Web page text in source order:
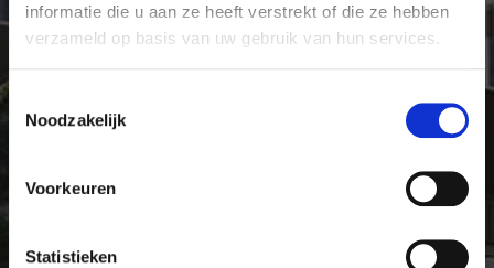
informatie die u aan ze heeft verstrekt of die ze hebben
verzameld op basis van uw gebruik van hun services.
Noodzakelijk
Voorkeuren
Statistieken